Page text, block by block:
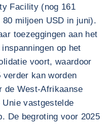
Facility (nog 161
miljoen USD in juni).
toezeggingen aan het
op het
voort, waardoor
kan worden
de West-Afrikaanse
Unie vastgestelde
De begroting voor 2025